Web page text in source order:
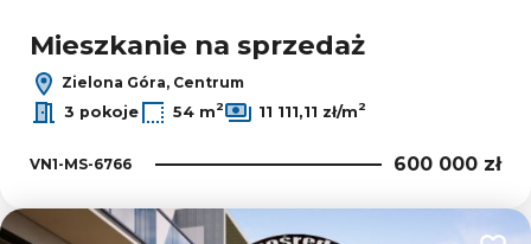
Mieszkanie na sprzedaż
Zielona Góra, Centrum
3 pokoje
54 m2 11 111,11 zł/m2
VN1-MS-6766 600 000 zł